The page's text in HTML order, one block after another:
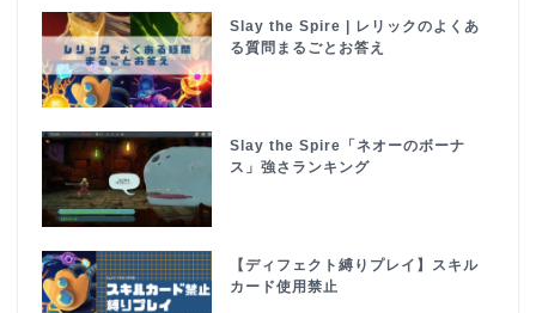
Slay the Spire | レリックのよくあ
る質問まるごとお答え
Slay the Spire「ネオーのボーナ
ス」強さランキング
【ディフェクト縛りプレイ】スキル
カード使用禁止